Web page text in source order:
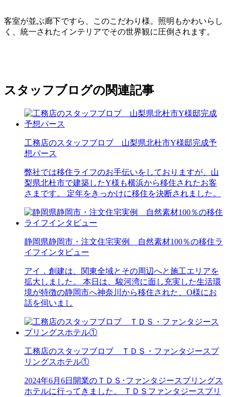
客室が並ぶ廊下ですら、このこだわり様。照明もかわいらし
く、統一されたインテリアでその世界観に圧倒されます。
スタッフブログの関連記事
工務店のスタッフブロブ 山梨県北杜市Y様邸完成予
想パース
弊社では移住ライフのお手伝いをしておりますが、山
梨県北杜市で建築したY様も横浜から移住されたお客
さまです。 定年をきっかけに移住を決断されました。
静岡県静岡市・注文住宅実例 自然素材100％の移住ラ
イフインタビュー
アイ．創建は、関東全域とその周辺へと施工エリアを
拡大しました。 本日は、駿河湾に面し充実した生活環
境が特徴の静岡市へ神奈川から移住された、O様にお
話を伺いまし
工務店のスタッフブロブ ＴＤＳ・ファンタジースプ
リングスホテル①
2024年6月6日開業のＴＤＳ･ファンタジースプリングス
ホテルに行ってきました。 ＴＤＳファンタジースプリ